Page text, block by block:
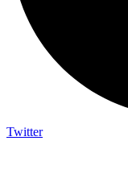
Twitter